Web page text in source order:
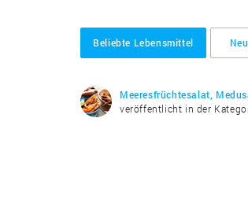
Beliebte Lebensmittel
Meeresfrüchtesalat,
veröffentlicht in der